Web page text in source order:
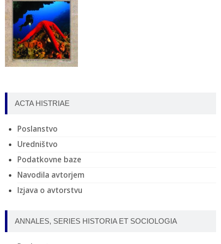
ACTA HISTRIAE
Poslanstvo
Uredništvo
Podatkovne baze
Navodila avtorjem
Izjava o avtorstvu
ANNALES, SERIES HISTORIA ET SOCIOLOGIA